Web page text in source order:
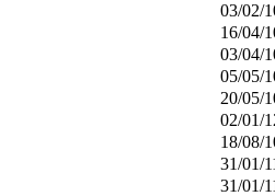
03/02/
16/04/
03/04/
05/05/
20/05/
02/01/
18/08/
31/01/
31/01/